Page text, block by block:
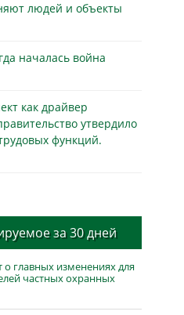
людей и объекты
началась война
как драйвер
утвердило
функций.
за 30 дней
главных изменениях для
частных охранных